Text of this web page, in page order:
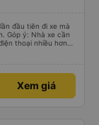
đầu tiên đi xe mà
Góp ý: Nhà xe cần
thoại nhiều hơn
App. Chân thành
Xem giá